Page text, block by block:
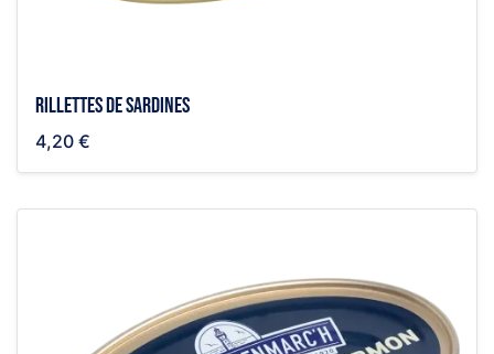
Rillettes de sardines
4,20 €